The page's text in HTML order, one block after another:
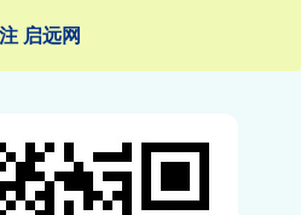
启远网